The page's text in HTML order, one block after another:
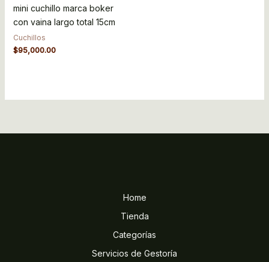
mini cuchillo marca boker
con vaina largo total 15cm
Cuchillos
$95,000.00
Home
Tienda
Categorías
Servicios de Gestoría